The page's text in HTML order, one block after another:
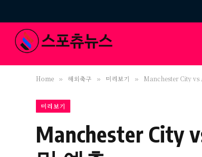
Home » 해외축구 » 미리보기 » Manchester City vs
미리보기
Manchester City